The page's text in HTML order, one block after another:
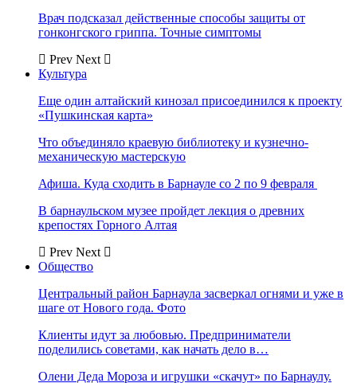
Врач подсказал действенные способы защиты от
гонконгского гриппа. Точные симптомы
Prev Next
Культура
Еще один алтайский кинозал присоединился к проекту
«Пушкинская карта»
Что объединяло краевую библиотеку и кузнечно-
механическую мастерскую
Афиша. Куда сходить в Барнауле со 2 по 9 февраля
В барнаульском музее пройдет лекция о древних
крепостях Горного Алтая
Prev Next
Общество
Центральный район Барнаула засверкал огнями и уже в
шаге от Нового года. Фото
Клиенты идут за любовью. Предприниматели
поделились советами, как начать дело в…
Олени Деда Мороза и игрушки «скачут» по Барнаулу.